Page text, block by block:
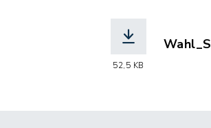
52,5 KB